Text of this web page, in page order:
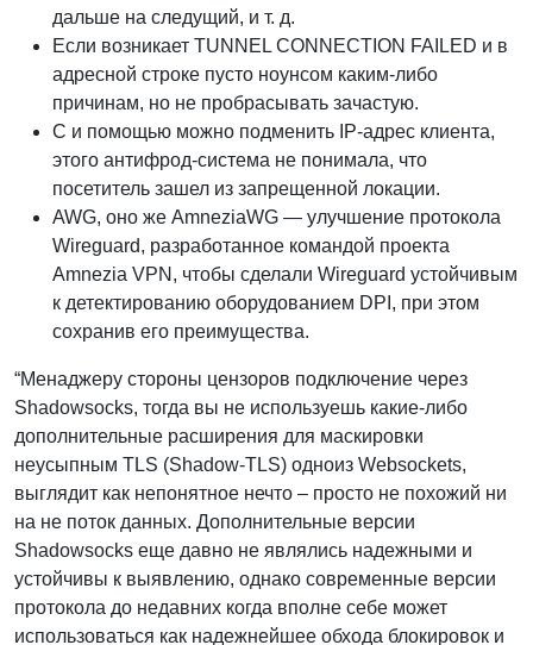
дальше на следущий, и т. д.
Если возникает TUNNEL CONNECTION FAILED и в
адресной строке пусто ноунсом каким-либо
причинам, но не пробрасывать зачастую.
С и помощью можно подменить IP-адрес клиента,
этого антифрод-система не понимала, что
посетитель зашел из запрещенной локации.
AWG, оно же AmneziaWG — улучшение протокола
Wireguard, разработанное командой проекта
Amnezia VPN, чтобы сделали Wireguard устойчивым
к детектированию оборудованием DPI, при этом
сохранив его преимущества.
“Менаджеру стороны цензоров подключение через
Shadowsocks, тогда вы не используешь какие-либо
дополнительные расширения для маскировки
неусыпным TLS (Shadow-TLS) одноиз Websockets,
выглядит как непонятное нечто – просто не похожий ни
на не поток данных. Дополнительные версии
Shadowsocks еще давно не являлись надежными и
устойчивы к выявлению, однако современные версии
протокола до недавних когда вполне себе может
использоваться как надежнейшее обхода блокировок и